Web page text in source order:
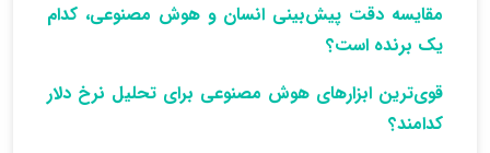
مقایسه دقت پیش‌بینی انسان و هوش مصنوعی، کدام
یک برنده است؟
قوی‌ترین ابزارهای هوش مصنوعی برای تحلیل نرخ دلار
کدامند؟